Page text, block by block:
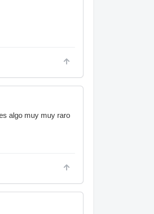
algo muy muy raro